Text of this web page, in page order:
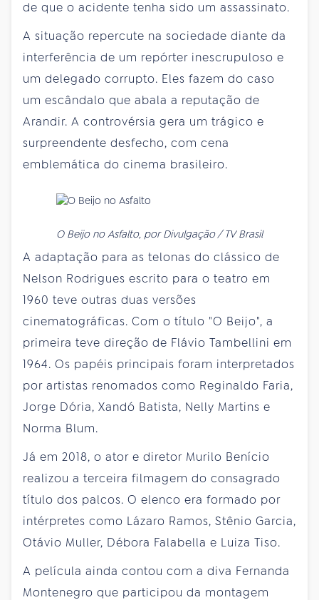
de que o acidente tenha sido um assassinato.
A situação repercute na sociedade diante da
interferência de um repórter inescrupuloso e
um delegado corrupto. Eles fazem do caso
um escândalo que abala a reputação de
Arandir. A controvérsia gera um trágico e
surpreendente desfecho, com cena
emblemática do cinema brasileiro.
O Beijo no Asfalto, por Divulgação / TV Brasil
A adaptação para as telonas do clássico de
Nelson Rodrigues escrito para o teatro em
1960 teve outras duas versões
cinematográficas. Com o título "O Beijo", a
primeira teve direção de Flávio Tambellini em
1964. Os papéis principais foram interpretados
por artistas renomados como Reginaldo Faria,
Jorge Dória, Xandó Batista, Nelly Martins e
Norma Blum.
Já em 2018, o ator e diretor Murilo Benício
realizou a terceira filmagem do consagrado
título dos palcos. O elenco era formado por
intérpretes como Lázaro Ramos, Stênio Garcia,
Otávio Muller, Débora Falabella e Luiza Tiso.
A película ainda contou com a diva Fernanda
Montenegro que participou da montagem